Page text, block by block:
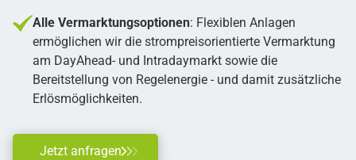
Alle Vermarktungsoptionen: Flexiblen Anlagen
ermöglichen wir die strompreisorientierte Vermarktung
am DayAhead- und Intradaymarkt sowie die
Bereitstellung von Regelenergie - und damit zusätzliche
Erlösmöglichkeiten.
Jetzt anfragen